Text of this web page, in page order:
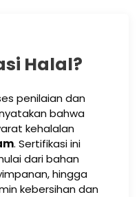
Halal?
penilaian dan
bahwa
kehalalan
. Sertifikasi ini
dari bahan
hingga
kebersihan dan